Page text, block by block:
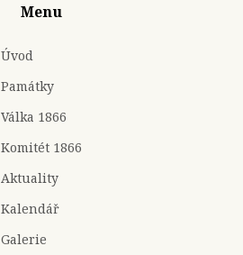
Menu
Úvod
Památky
Válka 1866
Komitét 1866
Aktuality
Kalendář
Galerie